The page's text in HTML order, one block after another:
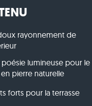
en gneiss
rayonnement de
poésie lumineuse pour le
pierre naturelle
forts pour la terrasse